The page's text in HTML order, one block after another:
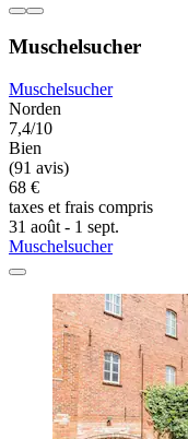
Muschelsucher
Muschelsucher
Norden
7,4/10
Bien
(91 avis)
68 €
taxes et frais compris
31 août - 1 sept.
Muschelsucher